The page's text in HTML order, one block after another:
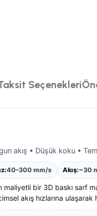
Seçenekleri
akış • Düşük koku •
40–300 mm/s Akış:~30
maliyetli bir 3D baskı
akış hızlarına